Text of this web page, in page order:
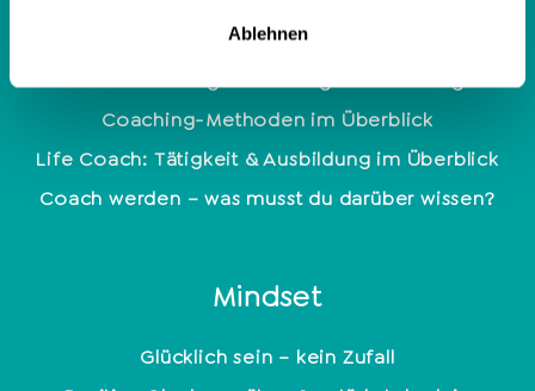
Ablehnen
Coaching
Coaching-Methoden im Überblick
Life Coach: Tätigkeit & Ausbildung im Überblick
Coach werden – was musst du darüber wissen?
Mindset
Glücklich sein – kein Zufall